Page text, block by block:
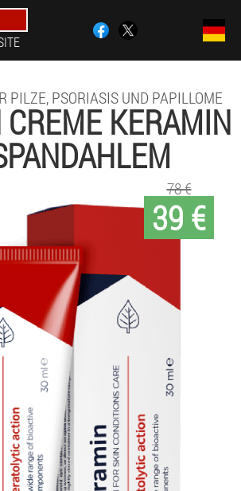
PILZE, PSORIASIS UND PAPILLOME
KERAMIN
39 €
78 €